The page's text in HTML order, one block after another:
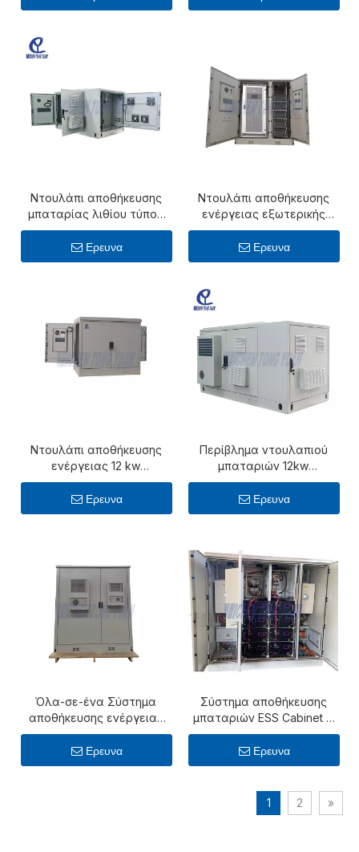
Ντουλάπι αποθήκευσης
μπαταρίας λιθίου τύπου
NEMA Triple Bay Industrial
με ψύξη
Ερευνα
Ντουλάπι αποθήκευσης
ενέργειας εξωτερικής
μπαταρίας 55 kw με
μπαταρία λιθίου 51,2 kwh
Ερευνα
Ντουλάπι αποθήκευσης
ενέργειας 12 kw
εξωτερικού χώρου με
μπαταρία λιθίου 30,72
kwh
Ερευνα
Περίβλημα ντουλαπιού
μπαταριών 12kw
εξωτερικού χώρου
ηλιακής ενέργειας
Ερευνα
Όλα-σε-ένα Σύστημα
αποθήκευσης ενέργειας
Ντουλάπι αποθήκευσης
μπαταριών ιόντων λιθίου
Ερευνα
Σύστημα αποθήκευσης
μπαταριών ESS Cabinet Li
Ion
Ερευνα
1 2 »